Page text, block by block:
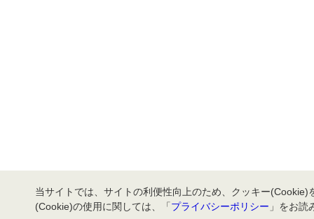
当サイトでは、サイトの利便性向上のため、クッキー
(Cookie)の使用に関しては、「プライバシーポリシー 」をお読